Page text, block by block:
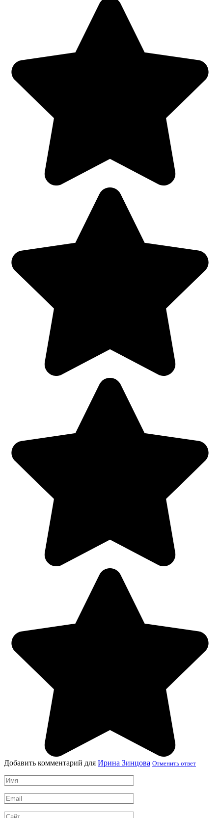
Добавить комментарий для Ирина Зинцова Отменить ответ
Имя
*
Email
*
Сайт